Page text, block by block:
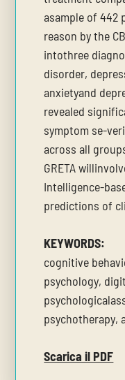
asample of 442
reason by the
intothree
disorder,
anxietyand
revealed
symptom se-
across all
GRETA
Intelligence-
predictions of
KEYWORDS:
cognitive
psychology,
psychotherapy,
Scarica il PDF